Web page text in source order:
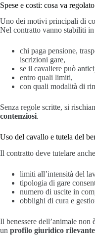
Spese e costi: cosa va regolato
Uno dei motivi principali di
Nel contratto vanno stabiliti
chi paga pensione,
iscrizioni gare,
se il cavaliere può
entro quali limiti,
con quali modalità di
Senza regole scritte, si
contenziosi.
Uso del cavallo e tutela del
Il contratto deve tutelare
limiti all’intensità del
tipologia di gare
numero di uscite in
obblighi di cura e
Il benessere dell’animale non
un profilo giuridico rilevante